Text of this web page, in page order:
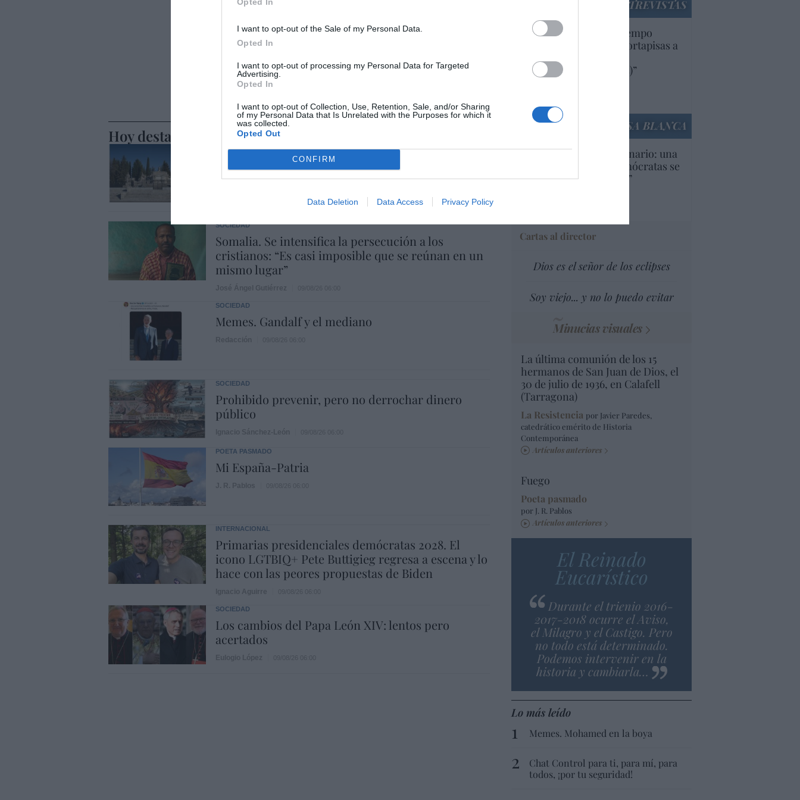
I want to opt-out of the Sale of my Personal Data.
Opted In
I want to opt-out of processing my Personal Data for Targeted
Advertising.
Opted In
I want to opt-out of Collection, Use, Retention, Sale, and/or Sharing
of my Personal Data that Is Unrelated with the Purposes for which it
was collected.
Opted Out
CONFIRM
Data Deletion Data Access Privacy Policy
Hoy destacamos
LA RESISTENCIA
Cuando los masones intentaron extorsionar al rey
Alfonso XIII
SOCIEDAD
Somalia. Se intensifica la persecución a los
cristianos: “Es casi imposible que se reúnan en un
mismo lugar”
SOCIEDAD
Memes. Gandalf y el mediano
SOCIEDAD
Prohibido prevenir, pero no derrochar dinero
público
POETA PASMADO
Mi España-Patria
INTERNACIONAL
Primarias presidenciales demócratas 2028. El
icono LGTBIQ+ Pete Buttigieg regresa a escena y lo
hace con las peores propuestas de Biden
SOCIEDAD
Los cambios del Papa León XIV: lentos pero
acertados
ENTREVISTAS
“Europa lleva mucho tiempo
poniendo aranceles y cortapisas a
productos y compañías
americanas (y europeas)”
LA CASA BLANCA
EEUU. Inquietante escenario: una
tercera parte de los demócratas se
define como “socialista”
Cartas al director
Dios es el señor de los eclipses
Soy viejo... y no lo puedo evitar
Minucias visuales
La última comunión de los 15
hermanos de San Juan de Dios, el
30 de julio de 1936, en Calafell
(Tarragona)
La Resistencia por Javier Paredes,
catedrático emérito de Historia
Contemporánea
Artículos anteriores
Fuego
Poeta pasmado
por J. R. Pablos
Artículos anteriores
El Reinado
Eucarístico
Durante el trienio 2016-
2017-2018 ocurre el Aviso,
el Milagro y el Castigo. Pero
no todo está determinado.
Podemos intervenir en la
historia y cambiarla…
Lo más leído
Memes. Mohamed en la boya
Chat Control para ti, para mí, para
todos, ¡por tu seguridad!